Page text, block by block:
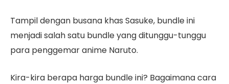
Tampil dengan busana khas Sasuke, bundle ini
menjadi salah satu bundle yang ditunggu-tunggu
para penggemar anime Naruto.
Kira-kira berapa harga bundle ini? Bagaimana cara